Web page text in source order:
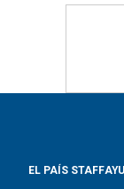
EL PAÍS STAFF